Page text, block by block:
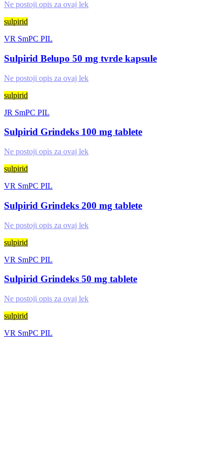
Ne postoji opis za ovaj lek
sulpirid
VR SmPC PIL
Sulpirid Belupo 50 mg tvrde kapsule
Ne postoji opis za ovaj lek
sulpirid
JR SmPC PIL
Sulpirid Grindeks 100 mg tablete
Ne postoji opis za ovaj lek
sulpirid
VR SmPC PIL
Sulpirid Grindeks 200 mg tablete
Ne postoji opis za ovaj lek
sulpirid
VR SmPC PIL
Sulpirid Grindeks 50 mg tablete
Ne postoji opis za ovaj lek
sulpirid
VR SmPC PIL